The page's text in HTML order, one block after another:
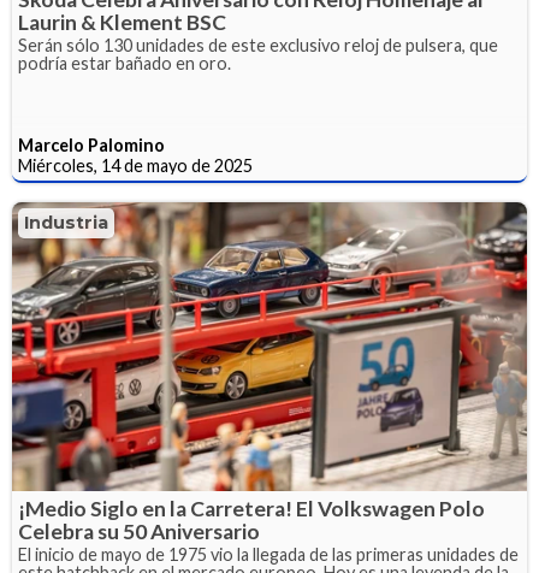
Laurin & Klement BSC
Serán sólo 130 unidades de este exclusivo reloj de pulsera, que
podría estar bañado en oro.
Marcelo Palomino
Miércoles, 14 de mayo de 2025
Industria
¡Medio Siglo en la Carretera! El Volkswagen Polo
Celebra su 50 Aniversario
El inicio de mayo de 1975 vio la llegada de las primeras unidades de